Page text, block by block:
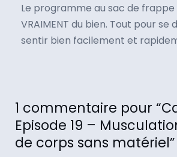
Le programme au sac de frappe
VRAIMENT du bien. Tout pour se
sentir bien facilement et
1 commentaire pour
Episode 19 –
de corps sans matériel”